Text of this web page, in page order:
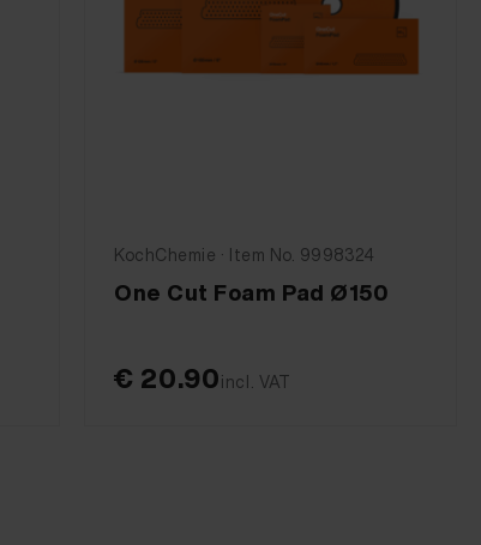
KochChemie · Item No. 9998324
One Cut Foam Pad Ø150
€ 20.90incl. VAT